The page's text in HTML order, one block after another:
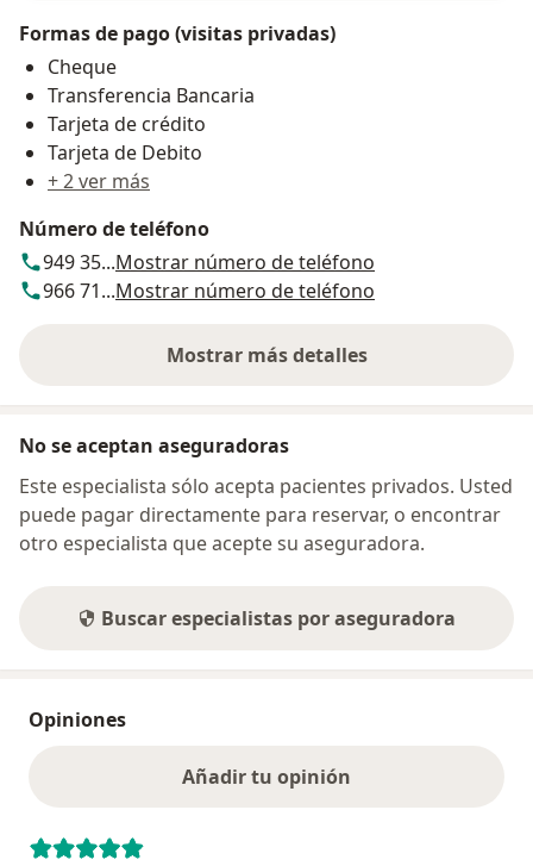
Formas de pago (visitas privadas)
Cheque
Transferencia Bancaria
Tarjeta de crédito
Tarjeta de Debito
+ 2 ver más
Número de teléfono
949 35...Mostrar número de teléfono
966 71...Mostrar número de teléfono
Mostrar más detalles
sobre la dirección
No se aceptan aseguradoras
Este especialista sólo acepta pacientes privados. Usted
puede pagar directamente para reservar, o encontrar
otro especialista que acepte su aseguradora.
Buscar especialistas por aseguradora
Opiniones
Añadir tu opinión